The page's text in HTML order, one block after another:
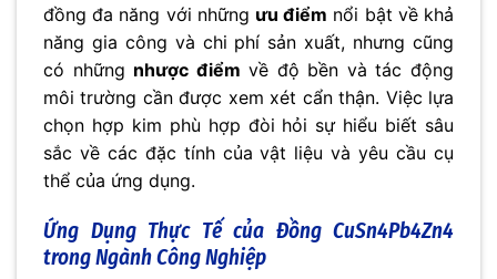
đồng đa năng với những ưu điểm nổi bật về khả
năng gia công và chi phí sản xuất, nhưng cũng
có những nhược điểm về độ bền và tác động
môi trường cần được xem xét cẩn thận. Việc lựa
chọn hợp kim phù hợp đòi hỏi sự hiểu biết sâu
sắc về các đặc tính của vật liệu và yêu cầu cụ
thể của ứng dụng.
Ứng Dụng Thực Tế của Đồng CuSn4Pb4Zn4
trong Ngành Công Nghiệp